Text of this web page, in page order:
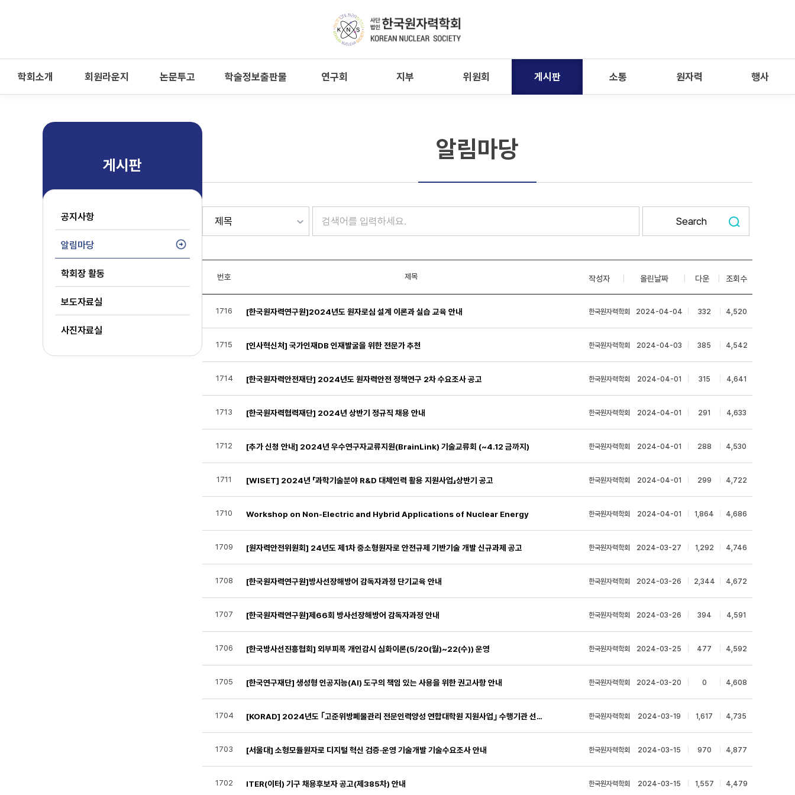
학회소개 회원라운지 논문투고 학술정보출판물 연구회 지부 위원회 게시판 소통 원자력 행사
게시판
공지사항
알림마당
학회장 활동
보도자료실
사진자료실
알림마당
번호 제목 작성자 올린날짜 다운 조회수
1716 [한국원자력연구원]2024년도 원자로심 설계 이론과 실습 교육 안내 한국원자력학회| 2024-04-04 332 4,520
1715 [인사혁신처] 국가인재DB 인재발굴을 위한 전문가 추천 한국원자력학회| 2024-04-03 385 4,542
1714 [한국원자력안전재단] 2024년도 원자력안전 정책연구 2차 수요조사 공고 한국원자력학회| 2024-04-01 315 4,641
1713 [한국원자력협력재단] 2024년 상반기 정규직 채용 안내 한국원자력학회| 2024-04-01 291 4,633
1712 [추가 신청 안내] 2024년 우수연구자교류지원(BrainLink) 기술교류회 (~4.12 금까지) 한국원자력학회| 2024-04-01 288 4,530
1711 [WISET] 2024년 「과학기술분야 R&D 대체인력 활용 지원사업」상반기 공고 한국원자력학회| 2024-04-01 299 4,722
1710 Workshop on Non-Electric and Hybrid Applications of Nuclear Energy 한국원자력학회| 2024-04-01 1,864 4,686
1709 [원자력안전위원회] 24년도 제1차 중소형원자로 안전규제 기반기술 개발 신규과제 공고 한국원자력학회| 2024-03-27 1,292 4,746
1708 [한국원자력연구원]방사선장해방어 감독자과정 단기교육 안내 한국원자력학회| 2024-03-26 2,344 4,672
1707 [한국원자력연구원]제66회 방사선장해방어 감독자과정 안내 한국원자력학회| 2024-03-26 394 4,591
1706 [한국방사선진흥협회] 외부피폭 개인감시 심화이론(5/20(월)~22(수)) 운영 한국원자력학회| 2024-03-25 477 4,592
1705 [한국연구재단] 생성형 인공지능(AI) 도구의 책임 있는 사용을 위한 권고사항 안내 한국원자력학회| 2024-03-20 0 4,608
1704 [KORAD] 2024년도 ｢고준위방폐물관리 전문인력양성 연합대학원 지원사업｣ 수행기관 선정 공모 한국원자력학회| 2024-03-19 1,617 4,735
1703 [서울대] 소형모듈원자로 디지털 혁신 검증·운영 기술개발 기술수요조사 안내 한국원자력학회| 2024-03-15 970 4,877
1702 ITER(이터) 기구 채용후보자 공고(제385차) 안내 한국원자력학회| 2024-03-15 1,557 4,479